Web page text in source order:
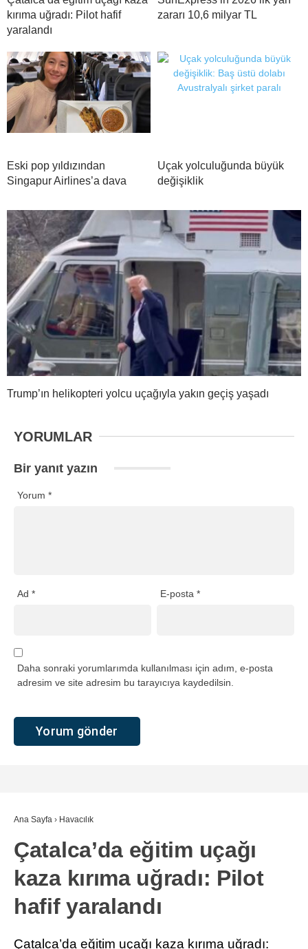
kırıma uğradı: Pilot hafif
yaralandı
zararı 10,6 milyar TL
Eski pop yıldızından
Singapur Airlines’a dava
Uçak yolculuğunda büyük
değişiklik
Trump’ın helikopteri yolcu uçağıyla yakın geçiş yaşadı
YORUMLAR
Bir yanıt yazın
Yorum *
Ad * E-posta*
Daha sonraki yorumlarımda kullanılması için adım, e-posta
adresim ve site adresim bu tarayıcıya kaydedilsin.
Ana Sayfa › Havacılık
Çatalca’da eğitim uçağı
kaza kırıma uğradı: Pilot
hafif yaralandı
Çatalca’da eğitim uçağı kaza kırıma uğradı: